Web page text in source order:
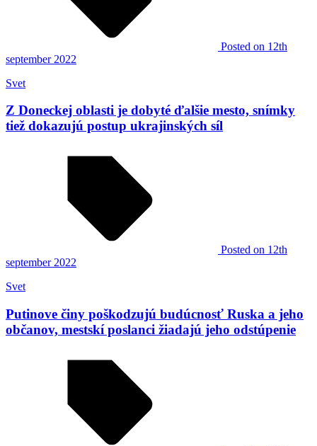
Posted on 12th
september 2022
Svet
Z Doneckej oblasti je dobyté ďalšie mesto, snímky
tiež dokazujú postup ukrajinských síl
Posted on 12th
september 2022
Svet
Putinove činy poškodzujú budúcnosť Ruska a jeho
občanov, mestskí poslanci žiadajú jeho odstúpenie